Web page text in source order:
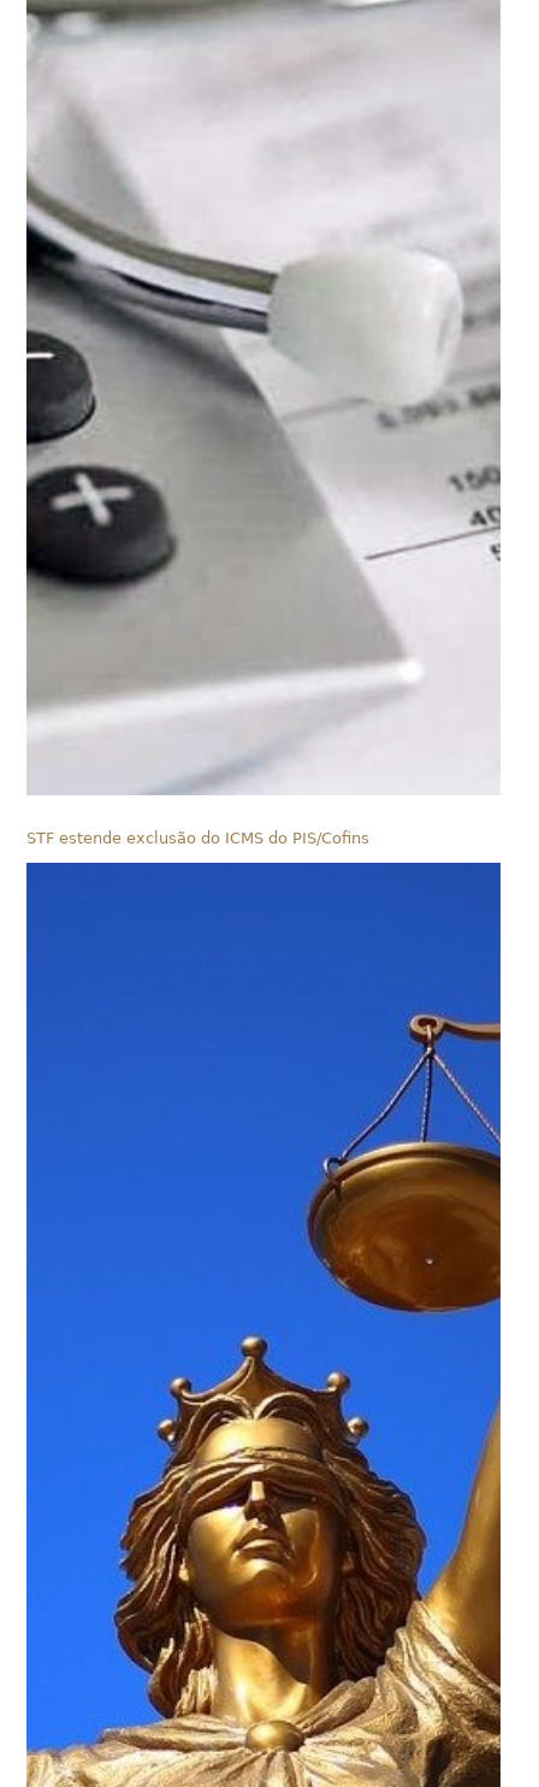
STF estende exclusão do ICMS do PIS/Cofins